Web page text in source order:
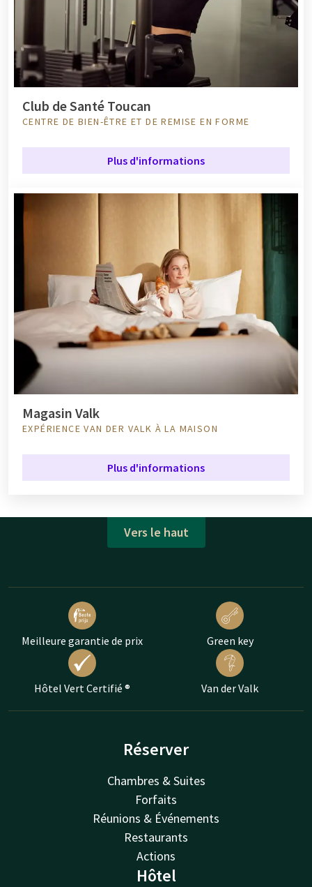
Club de Santé Toucan
CENTRE DE BIEN-ÊTRE ET DE REMISE EN FORME
Plus d'informations
Magasin Valk
EXPÉRIENCE VAN DER VALK À LA MAISON
Plus d'informations
Vers le haut
Meilleure garantie de prix Green key
Hôtel Vert Certifié ® Van der Valk
Réserver
Chambres & Suites
Forfaits
Réunions & Événements
Restaurants
Actions
Hôtel